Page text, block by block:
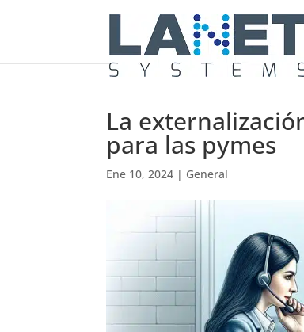
La
para las pymes
Ene 10, 2024 | General